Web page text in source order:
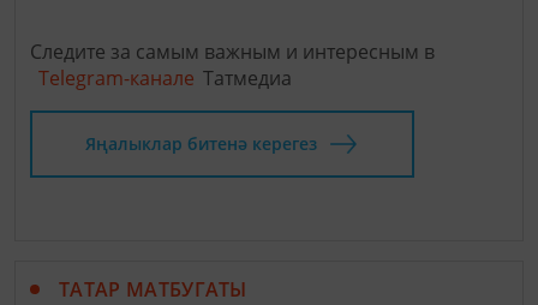
Следите за самым важным и интересным в
Telegram-канале Татмедиа
Яңалыклар битенә керегез
ТАТАР МАТБУГАТЫ